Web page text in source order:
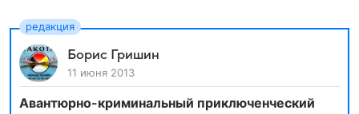
Борис Гришин
11 июня 2013
Авантюрно-криминальный приключенческий